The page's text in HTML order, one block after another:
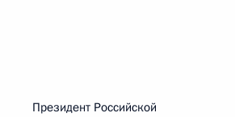
Президент Российской